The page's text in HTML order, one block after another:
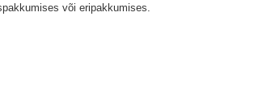
või eripakkumises.